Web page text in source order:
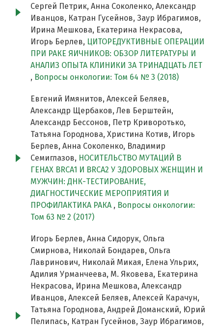
Сергей Петрик, Анна Соколенко, Александр
Иванцов, Катран Гусейнов, Заур Ибрагимов,
Ирина Мешкова, Екатерина Некрасова,
Игорь Берлев, ЦИТОРЕДУКТИВНЫЕ ОПЕРАЦИИ
ПРИ РАКЕ ЯИЧНИКОВ: ОБЗОР ЛИТЕРАТУРЫ И
АНАЛИЗ ОПЫТА КЛИНИКИ ЗА ТРИНАДЦАТЬ ЛЕТ
, Вопросы онкологии: Том 64 № 3 (2018)
Евгений Имянитов, Алексей Беляев,
Александр Щербаков, Лев Берштейн,
Александр Бессонов, Петр Криворотько,
Татьяна Городнова, Христина Котив, Игорь
Берлев, Анна Соколенко, Владимир
Семиглазов, НОСИТЕЛЬСТВО МУТАЦИЙ В
ГЕНАХ BRCA1 И BRCA2 У ЗДОРОВЫХ ЖЕНЩИН И
МУЖЧИН: ДНК-ТЕСТИРОВАНИЕ,
ДИАГНОСТИЧЕСКИЕ МЕРОПРИЯТИЯ И
ПРОФИЛАКТИКА РАКА , Вопросы онкологии:
Том 63 № 2 (2017)
Игорь Берлев, Анна Сидорук, Ольга
Смирнова, Николай Бондарев, Ольга
Лавринович, Николай Микая, Елена Ульрих,
Адилия Урманчеева, М. Яковева, Екатерина
Некрасова, Ирина Мешкова, Александр
Иванцов, Алексей Беляев, Алексей Карачун,
Татьяна Городнова, Андрей Доманский, Юрий
Пелипась, Катран Гусейнов, Заур Ибрагимов,